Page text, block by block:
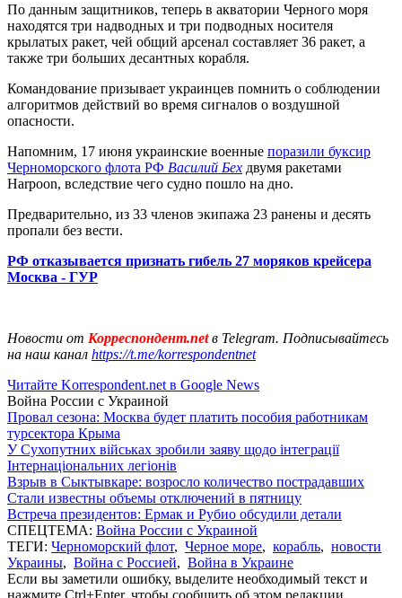
По данным защитников, теперь в акватории Черного моря
находятся три надводных и три подводных носителя
крылатых ракет, чей общий арсенал составляет 36 ракет, а
также три больших десантных корабля.
Командование призывает украинцев помнить о соблюдении
алгоритмов действий во время сигналов о воздушной
опасности.
Напомним, 17 июня украинские военные поразили буксир
Черноморского флота РФ Василий Бех двумя ракетами
Harpoon, вследствие чего судно пошло на дно.
Предварительно, из 33 членов экипажа 23 ранены и десять
пропали без вести.
РФ отказывается признать гибель 27 моряков крейсера
Москва - ГУР
Новости от Корреспондент.netв Telegram. Подписывайтесь
на наш канал https://t.me/korrespondentnet
Читайте Korrespondent.net в Google News
Война России с Украиной
Провал сезона: Москва будет платить пособия работникам
турсектора Крыма
У Сухопутних військах зробили заяву щодо інтеграції
Інтернаціональних легіонів
Взрыв в Сыктывкаре: возросло количество пострадавших
Стали известны объемы отключений в пятницу
Встреча президентов: Ермак и Рубио обсудили детали
СПЕЦТЕМА: Война России с Украиной
ТЕГИ: Черноморский флот, Черное море, корабль, новости
Украины, Война с Россией, Война в Украине
Если вы заметили ошибку, выделите необходимый текст и
нажмите Ctrl+Enter, чтобы сообщить об этом редакции.